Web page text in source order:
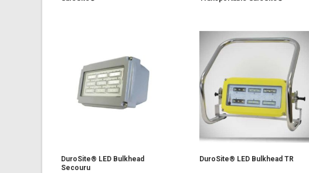
DuroSite® LED Bulkhead
Secouru
DuroSite® LED Bulkhead TR